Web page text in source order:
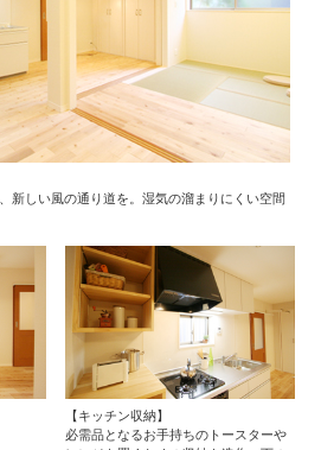
新しい風の通り道を。湿気の溜まりにくい空間
【キッチン収納】
必需品となるお手持ちのトースターや